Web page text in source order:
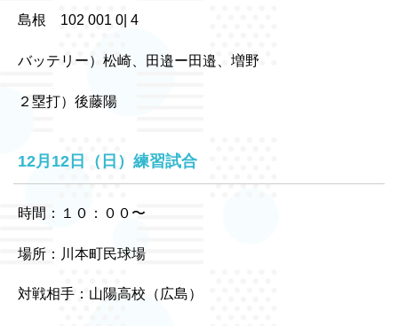
島根 102 001 0| 4
バッテリー）松崎、田邉ー田邉、増野
２塁打）後藤陽
12月12日（日）練習試合
時間：１０：００〜
場所：川本町民球場
対戦相手：山陽高校（広島）